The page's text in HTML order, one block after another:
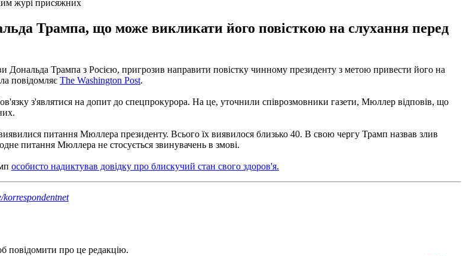
журі присяжних
Трампа, що може викликати його повісткою на слухання перед
Трампа з Росією, пригрозив направити повістку чинному президенту з метою привести його на
повідомляє The Washington Post.
з'являтися на допит до спецпрокурора. На це, уточнили співрозмовники газети, Мюллер відповів, що
питання Мюллера президенту. Всього їх виявилося близько 40. В свою чергу Трамп назвав злив
питання Мюллера не стосується звинувачень в змові.
особисто надиктував довідку про блискучий стан свого здоров'я.
korrespondentnet
повідомити про це редакцію.